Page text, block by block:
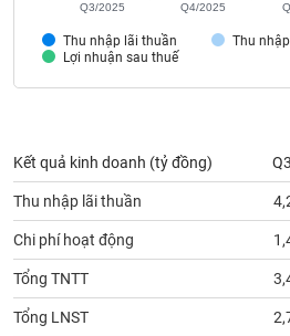
Thu nhập lãi thuần
Thu
Lợi nhuận sau thuế
Q3/2025 Q4/2025
Kết quả kinh doanh (tỷ đồng)
Thu nhập lãi thuần
Chi phí hoạt động
Tổng TNTT
Tổng LNST
tích
(-)
Thuật
ngữ
(-)